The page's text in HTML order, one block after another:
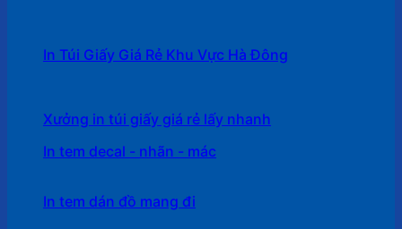
In Túi Giấy Giá Rẻ Khu Vực Hà Đông
Xưởng in túi giấy giá rẻ lấy nhanh
In tem decal - nhãn - mác
In tem dán đồ mang đi